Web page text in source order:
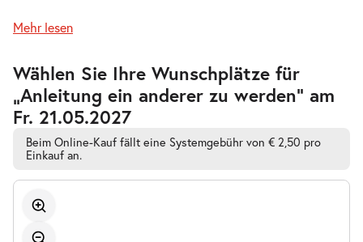
Anleitung ein anderer zu werden -
Do.
Do. 29.04.2027
19:30 Uhr
Mehr lesen
Wählen Sie Ihre Wunschplätze für
„Anleitung ein anderer zu werden” am
Fr. 21.05.2027
Beim Online-Kauf fällt eine Systemgebühr von € 2,50 pro
Einkauf an.
Zur
barrierefreien
automatischen
Bestplatzwahl